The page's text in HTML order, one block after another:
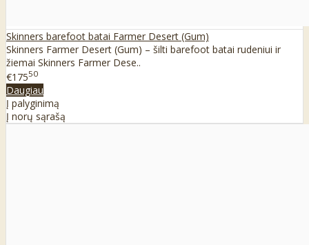
Skinners barefoot batai Farmer Desert (Gum)
Skinners Farmer Desert (Gum) – šilti barefoot batai rudeniui ir
žiemai Skinners Farmer Dese..
€17550
Daugiau
Į palyginimą
Į norų sąrašą